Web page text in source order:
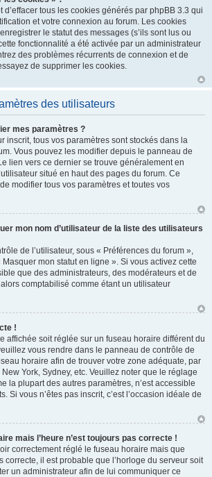
d’effacer tous les cookies générés par phpBB 3.3 qui
et votre connexion au forum. Les cookies
le statut des messages (s’ils sont lus ou
fonctionnalité a été activée par un administrateur
des problèmes récurrents de connexion et de
de supprimer les cookies.
des utilisateurs
mes paramètres ?
inscrit, tous vos paramètres sont stockés dans la
Vous pouvez les modifier depuis le panneau de
lien vers ce dernier se trouve généralement en
situé en haut des pages du forum. Ce
modifier tous vos paramètres et toutes vos
mon nom d’utilisateur de la liste des utilisateurs
de l’utilisateur, sous « Préférences du forum »,
Masquer mon statut en ligne ». Si vous activez cette
que des administrateurs, des modérateurs et de
comptabilisé comme étant un utilisateur
!
affichée soit réglée sur un fuseau horaire différent du
vous rendre dans le panneau de contrôle de
horaire afin de trouver votre zone adéquate, par
York, Sydney, etc. Veuillez noter que le réglage
la plupart des autres paramètres, n’est accessible
Si vous n’êtes pas inscrit, c’est l’occasion idéale de
mais l’heure n’est toujours pas correcte !
correctement réglé le fuseau horaire mais que
correcte, il est probable que l’horloge du serveur soit
un administrateur afin de lui communiquer ce